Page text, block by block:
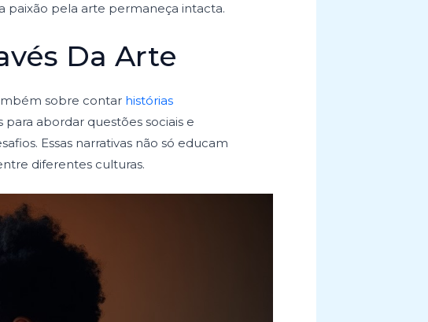
paixão pela arte permaneça intacta.
Da Arte
sobre contar histórias
abordar questões sociais e
Essas narrativas não só educam
diferentes culturas.